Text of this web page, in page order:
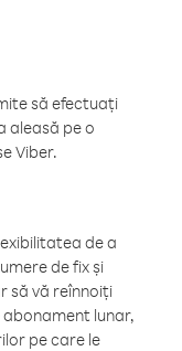
să efectuați
aleasă pe o
Viber.
de a
de fix și
să vă reînnoiți
abonament lunar,
pe care le